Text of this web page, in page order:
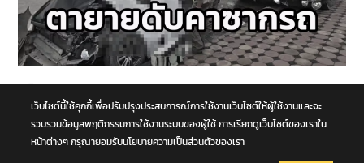
8 สิงหาคม 2569
รถนั่งส่วนบุคคลชนกับรถบรรทุก กลางทางแยกหน้าโคก คุณตา-คุณยาย
เสียชีวิตในซากรถ จ.พระนครศรีอยุธยา
เว็บไซต์นี้ใช้คุกกี้เพื่อปรับปรุงประสบการณ์การใช้งานเว็บไซต์ให้ผู้ใช้งานและจะ
รวบรวมข้อมูลพฤติกรรมการใช้งานระบบของผู้ใช้ การเรียกดูเว็บไซต์ของเราใน
หน้าต่างๆ กรุณายอมรับนโยบายความเป็นส่วนตัวของเรา